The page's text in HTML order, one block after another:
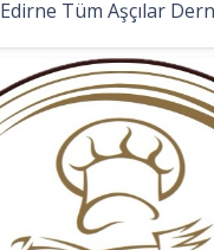
Edirne Tüm Aşçılar